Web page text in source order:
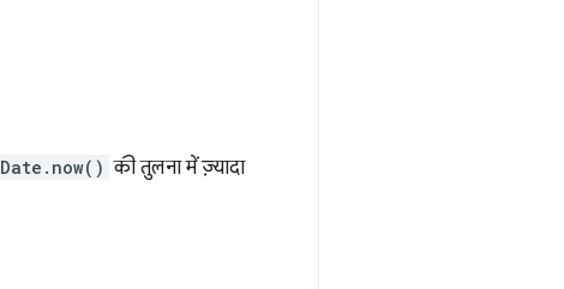
Date.now() की तुलना में ज़्यादा